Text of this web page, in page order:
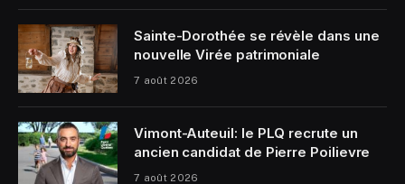
Sainte-Dorothée se révèle dans une
nouvelle Virée patrimoniale
7 août 2026
Vimont-Auteuil: le PLQ recrute un
ancien candidat de Pierre Poilievre
7 août 2026